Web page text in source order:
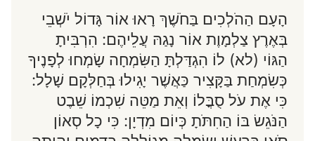
הָעָם הַהֹלְכִים בַּחֹשֶׁךְ רָאוּ אוֹר גָּדוֹל יֹשְׁבֵי
בְּאֶרֶץ צַלְמָוֶת אוֹר נָגַהּ עֲלֵיהֶם: הִרְבִּיתָ
הַגּוֹי (לא) לוֹ הִגְדַּלְתָּ הַשִּׂמְחָה שָׂמְחוּ לְפָנֶיךָ
כְּשִׂמְחַת בַּקָּצִיר כַּאֲשֶׁר יָגִילוּ בְּחַלְּקָם שָׁלָל:
כִּי אֶת עֹל סֻבֳּלוֹ וְאֵת מַטֵּה שִׁכְמוֹ שֵׁבֶט
הַנֹּגֵשׂ בּוֹ הַחִתֹּתָ כְּיוֹם מִדְיָן: כִּי כָל סְאוֹן